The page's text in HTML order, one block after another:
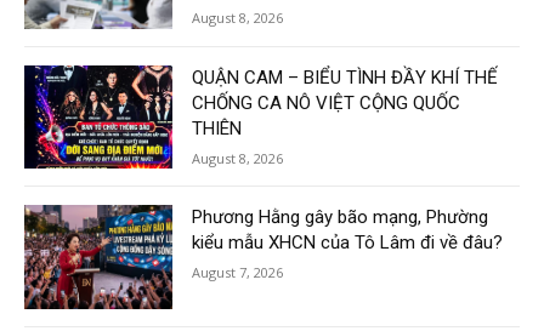
August 8, 2026
QUẬN CAM – BIỂU TÌNH ĐẦY KHÍ THẾ
CHỐNG CA NÔ VIỆT CỘNG QUỐC
THIÊN
August 8, 2026
Phương Hằng gây bão mạng, Phường
kiểu mẫu XHCN của Tô Lâm đi về đâu?
August 7, 2026